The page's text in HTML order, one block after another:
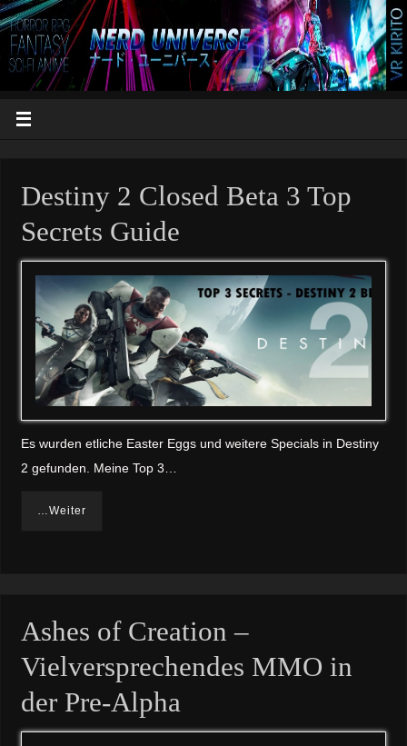
Destiny 2 Closed Beta 3 Top
Secrets Guide
Es wurden etliche Easter Eggs und weitere Specials in Destiny
2 gefunden. Meine Top 3…
…Weiter
Ashes of Creation –
Vielversprechendes MMO in
der Pre-Alpha